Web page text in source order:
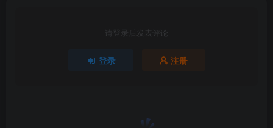
请登录后发表评论
登录 注册